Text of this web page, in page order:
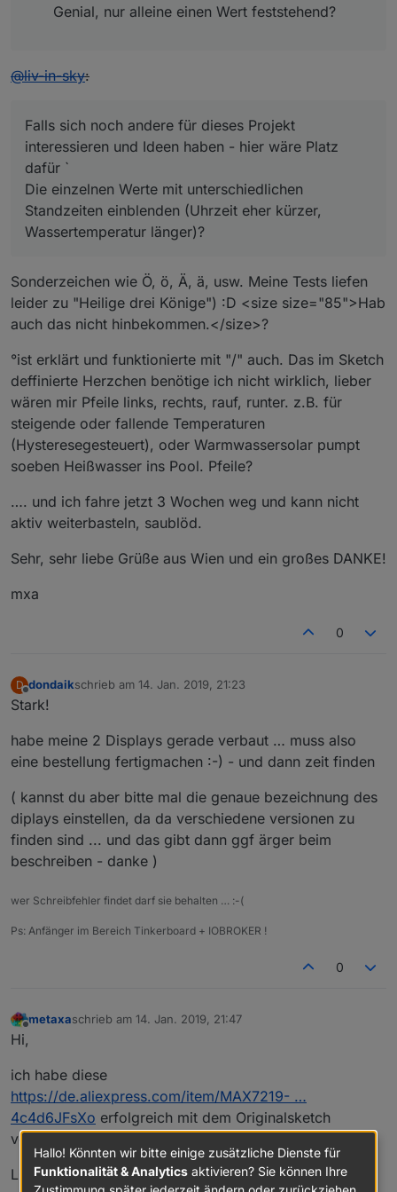
Genial, nur alleine einen Wert feststehend?
@liv-in-sky:
Falls sich noch andere für dieses Projekt
interessieren und Ideen haben - hier wäre Platz
dafür `
Die einzelnen Werte mit unterschiedlichen
Standzeiten einblenden (Uhrzeit eher kürzer,
Wassertemperatur länger)?
Sonderzeichen wie Ö, ö, Ä, ä, usw. Meine Tests liefen
leider zu "Heilige drei Könige") :D <size size="85">Hab
auch das nicht hinbekommen.</size>?
°ist erklärt und funktionierte mit "/" auch. Das im Sketch
deffinierte Herzchen benötige ich nicht wirklich, lieber
wären mir Pfeile links, rechts, rauf, runter. z.B. für
steigende oder fallende Temperaturen
(Hysteresegesteuert), oder Warmwassersolar pumpt
soeben Heißwasser ins Pool. Pfeile?
…. und ich fahre jetzt 3 Wochen weg und kann nicht
aktiv weiterbasteln, saublöd.
Sehr, sehr liebe Grüße aus Wien und ein großes DANKE!
mxa
0
D
Offline
dondaikschrieb am 14. Jan. 2019, 21:23
zuletzt editiert von
Stark!
habe meine 2 Displays gerade verbaut … muss also
eine bestellung fertigmachen :-) - und dann zeit finden
( kannst du aber bitte mal die genaue bezeichnung des
diplays einstellen, da da verschiedene versionen zu
finden sind ... und das gibt dann ggf ärger beim
beschreiben - danke )
wer Schreibfehler findet darf sie behalten … :-(
Ps: Anfänger im Bereich Tinkerboard + IOBROKER !
0
metaxaschrieb am 14. Jan. 2019, 21:47
zuletzt editiert von
Hi,
ich habe diese
https://de.aliexpress.com/item/MAX7219- …
4c4d6JFsXo erfolgreich mit dem Originalsketch
verwendet.
LG, mxa
Hallo! Könnten wir bitte einige zusätzliche Dienste für
Funktionalität & Analytics aktivieren? Sie können Ihre